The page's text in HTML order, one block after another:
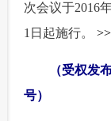
次会议于2016
1日起施行。>>
（受权发
号）